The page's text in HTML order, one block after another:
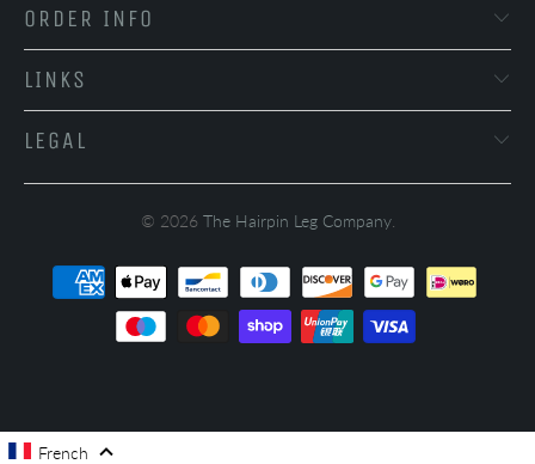
ORDER INFO
LINKS
LEGAL
© 2026 The Hairpin Leg Company.
French